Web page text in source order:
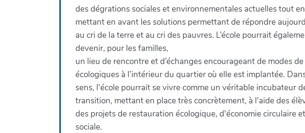
des dégrations sociales et environnementales actuelles tout en
mettant en avant les solutions permettant de répondre
au cri de la terre et au cri des pauvres. L’école pourrait
devenir, pour les familles,
un lieu de rencontre et d’échanges encourageant de modes
écologiques à l’intérieur du quartier où elle est implantée.
sens, l'école pourrait se vivre comme un véritable incubateur
transition, mettant en place très concrètement, à l'aide des
des projets de restauration écologique, d'économie circulaire
sociale.